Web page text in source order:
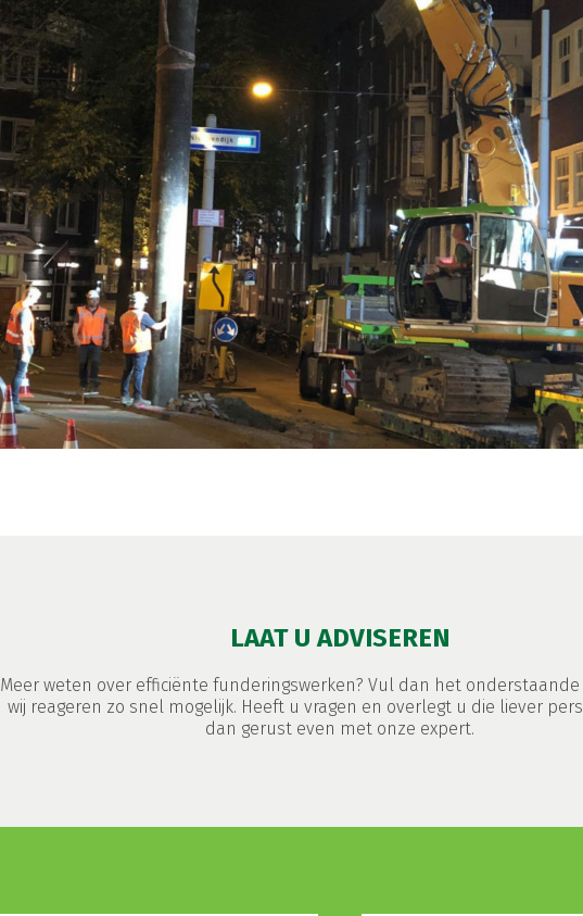
LAAT U ADVISEREN
Meer weten over efficiënte funderingswerken? Vul dan het
wij reageren zo snel mogelijk. Heeft u vragen en overlegt u die liever
dan gerust even met onze expert.